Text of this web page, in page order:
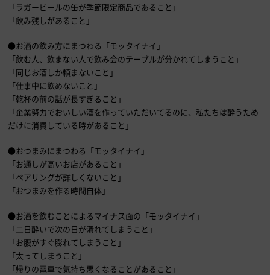
「ラガービールの缶が季節限定商品であること」
「飲み残しがあること」
●お酒の飲み方にまつわる「モッタイナイ」
「飲む人、飲まない人で飲み会のテーブルが分かれてしまうこと」
「同じお酒しか頼まないこと」
「仕事中に飲めないこと」
「乾杯の前の話が長すぎること」
「企業努力でおいしい酒を作っていただいてるのに、私たちは酔うため
だけに消費している時があること」
●おつまみにまつわる「モッタイナイ」
「お通しが高いお店があること」
「ペアリングが詳しくないこと」
「おつまみを作る時間自体」
●お酒を飲むことによるマイナス面の「モッタイナイ」
「二日酔いで次の日が潰れてしまうこと」
「お腹がすぐ膨れてしまうこと」
「太ってしまうこと」
「帰りの電車で気持ち悪くなることがあること」